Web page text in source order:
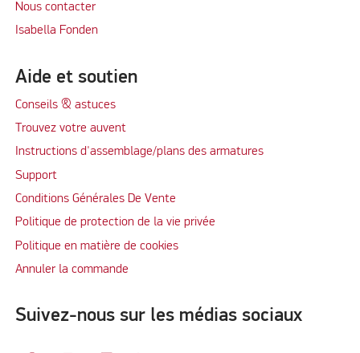
Nous contacter
Isabella Fonden
Aide et soutien
Conseils & astuces
Trouvez votre auvent
Instructions d'assemblage/plans des armatures
Support
Conditions Générales De Vente
Politique de protection de la vie privée
Politique en matière de cookies
Annuler la commande
Suivez-nous sur les médias sociaux